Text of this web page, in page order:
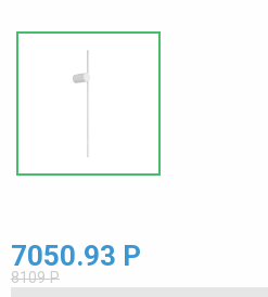
7050.93 Р
8109 Р